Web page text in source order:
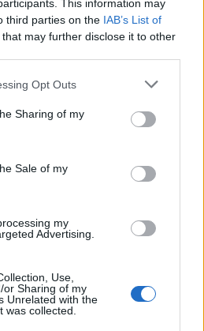
This information may
third parties on the IAB’s List of
that may further disclose it to other
app uses one or more Google
behaviour. You may click to
and its third-party tags to
purposes in below Google
Opt Outs
Sharing of my
Sale of my
my
Advertising.
Use,
or Sharing of my
Unrelated with the
was collected.
och inte minst: En startplats
jag fått, säger Marcus Wandt.